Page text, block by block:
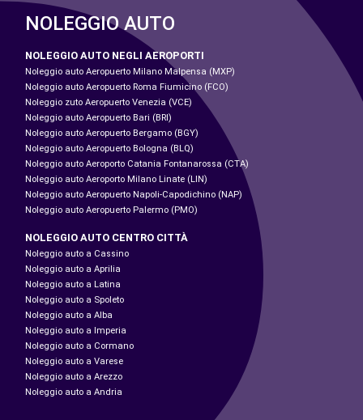
NOLEGGIO AUTO
NOLEGGIO AUTO NEGLI AEROPORTI
Noleggio auto Aeropuerto Milano Malpensa (MXP)
Noleggio auto Aeropuerto Roma Fiumicino (FCO)
Noleggio zuto Aeropuerto Venezia (VCE)
Noleggio auto Aeropuerto Bari (BRI)
Noleggio auto Aeropuerto Bergamo (BGY)
Noleggio auto Aeropuerto Bologna (BLQ)
Noleggio auto Aeroporto Catania Fontanarossa (CTA)
Noleggio auto Aeroporto Milano Linate (LIN)
Noleggio auto Aeropuerto Napoli-Capodichino (NAP)
Noleggio auto Aeropuerto Palermo (PMO)
NOLEGGIO AUTO CENTRO CITTÀ
Noleggio auto a Cassino
Noleggio auto a Aprilia
Noleggio auto a Latina
Noleggio auto a Spoleto
Noleggio auto a Alba
Noleggio auto a Imperia
Noleggio auto a Cormano
Noleggio auto a Varese
Noleggio auto a Arezzo
Noleggio auto a Andria